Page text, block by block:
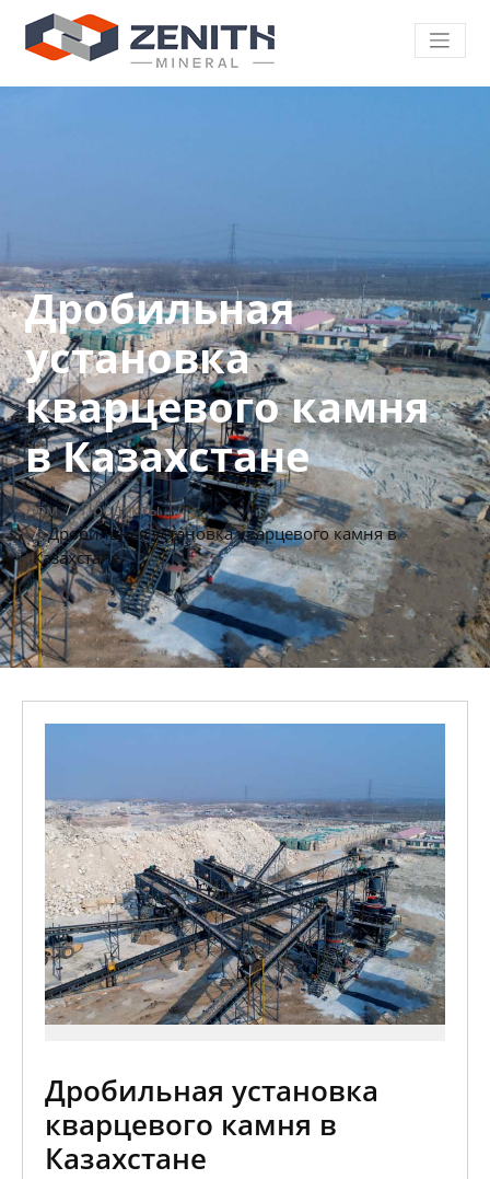
Дробильная
установка
кварцевого камня
в Казахстане
Дом
Продукты
Дробильная установка кварцевого камня в
Казахстане
Дробильная установка
кварцевого камня в
Казахстане